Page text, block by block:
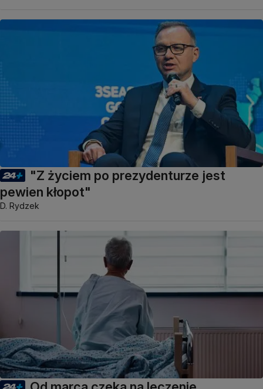
"Z życiem po prezydenturze jest
pewien kłopot"
D. Rydzek